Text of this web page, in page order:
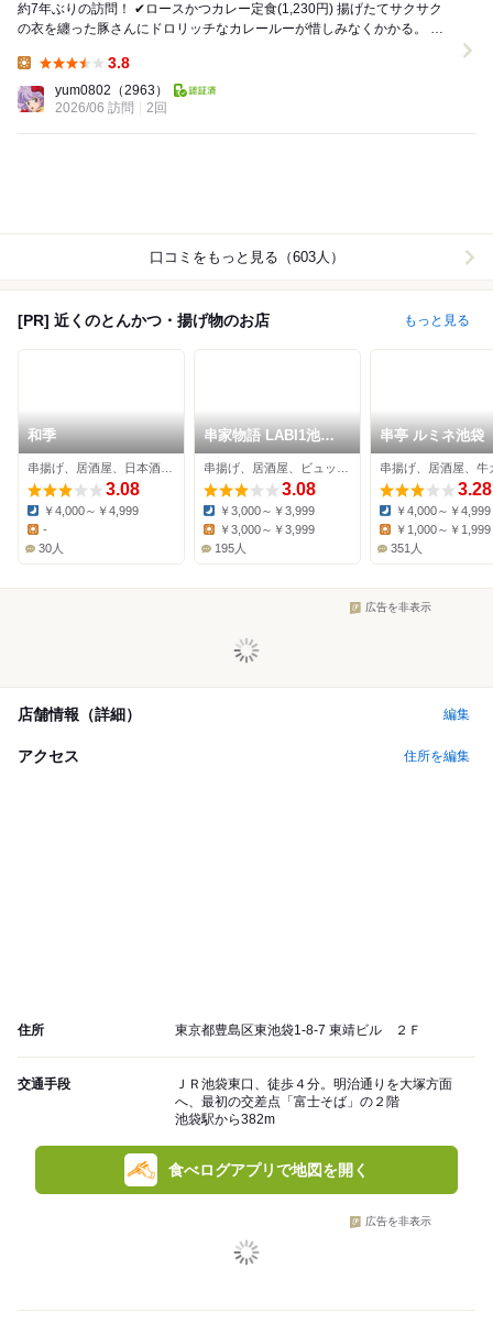
約7年ぶりの訪問！ ✔︎ロースかつカレー定食(1,230円) 揚げたてサクサク
の衣を纏った豚さんにドロリッチなカレールーが惜しみなくかかる。 ラ
3.8
yum0802 （2963）
2026/06 訪問
2回
口コミをもっと見る（603人）
[PR] 近くのとんかつ・揚げ物のお店 もっと見る
和季
3.08
Dinner:
￥4,000～￥4,999
Lunch:
-
30人
串家物語 LABI1池袋
店
3.08
Dinner:
￥3,000～￥3,999
￥3,000～￥3,999
195人
串亭 ルミネ池袋
串揚げ、居酒屋、牛
3.28
Dinner:
￥4,000～￥4,999
￥1,000～￥1,999
351人
広告を非表示
店舗情報（詳細） 編集
アクセス 住所を編集
住所 東京都豊島区東池袋1-8-7 東靖ビル ２Ｆ
交通手段
ＪＲ池袋東口、徒歩４分。明治通りを大塚方面
へ、最初の交差点「富士そば」の２階
池袋駅から382m
食べログアプリで地図を開く
広告を非表示